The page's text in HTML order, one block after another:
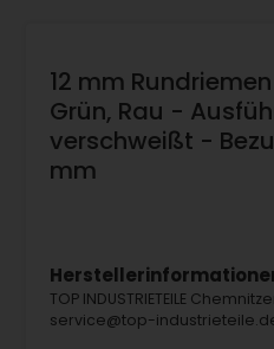
12 mm
Grün, Rau -
verschweißt -
mm
TOP INDUSTRIETEILE
service@top-industrieteile.de